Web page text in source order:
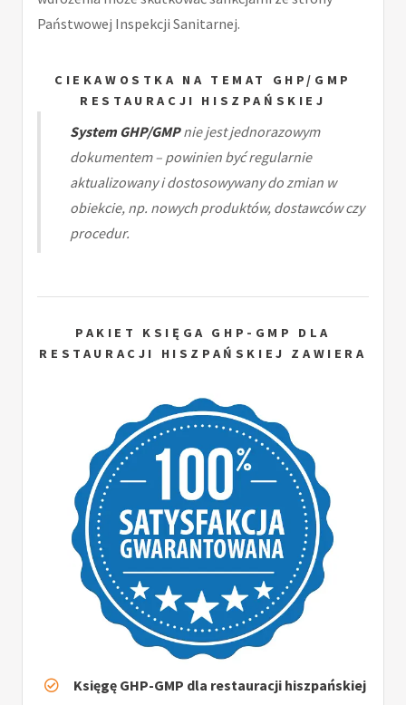
Państwowej Inspekcji Sanitarnej.
CIEKAWOSTKA NA TEMAT GHP/GMP
RESTAURACJI HISZPAŃSKIEJ
System GHP/GMPnie jest jednorazowym
dokumentem – powinien być regularnie
aktualizowany i dostosowywany do zmian w
obiekcie, np. nowych produktów, dostawców czy
procedur.
PAKIET KSIĘGA GHP-GMP DLA
RESTAURACJI HISZPAŃSKIEJ ZAWIERA
Księgę GHP-GMP dla restauracji hiszpańskiej